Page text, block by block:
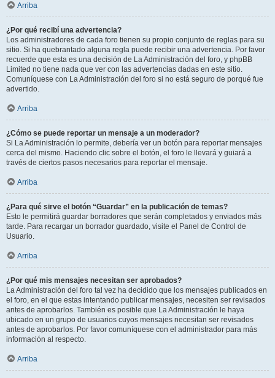
Arriba
¿Por qué recibí una advertencia?
Los administradores de cada foro tienen su propio conjunto de reglas para su
sitio. Si ha quebrantado alguna regla puede recibir una advertencia. Por favor
recuerde que esta es una decisión de La Administración del foro, y phpBB
Limited no tiene nada que ver con las advertencias dadas en este sitio.
Comuníquese con La Administración del foro si no está seguro de porqué fue
advertido.
Arriba
¿Cómo se puede reportar un mensaje a un moderador?
Si La Administración lo permite, debería ver un botón para reportar mensajes
cerca del mismo. Haciendo clic sobre el botón, el foro le llevará y guiará a
través de ciertos pasos necesarios para reportar el mensaje.
Arriba
¿Para qué sirve el botón “Guardar” en la publicación de temas?
Esto le permitirá guardar borradores que serán completados y enviados más
tarde. Para recargar un borrador guardado, visite el Panel de Control de
Usuario.
Arriba
¿Por qué mis mensajes necesitan ser aprobados?
La Administración del foro tal vez ha decidido que los mensajes publicados en
el foro, en el que estas intentando publicar mensajes, necesiten ser revisados
antes de aprobarlos. También es posible que La Administración le haya
ubicado en un grupo de usuarios cuyos mensajes necesitan ser revisados
antes de aprobarlos. Por favor comuníquese con el administrador para más
información al respecto.
Arriba